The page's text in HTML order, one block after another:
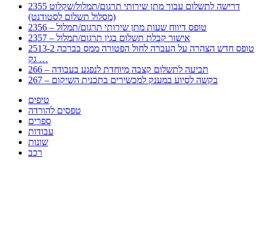
2355 דרישה לתשלום עבור מתן שירותי תרגום/תמלול/שקלוט
(מסלול תשלום לסטודנט)
2356 – טופס דיווח שעות מתן שירותי תרגום/תמלול
2357 – אישור קבלת תשלום בגין תרגום/תמלול
2513-2 טופס חדש הצהרה על העברה לחול הפטורה ממס בברכה
גק …
266 – תביעה לתשלום קצבה מיוחדת לנפגע בעבודה
267 – בקשה לסיוע במענק למכשירים בתכנית השיקום
טיפים
טפסים להורדה
ספרים
עבודות
שונות
רכב